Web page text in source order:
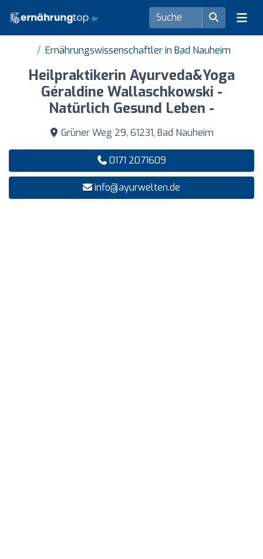
Ernährungswissenschaftler in Bad Nauheim
Heilpraktikerin Ayurveda&Yoga
Géraldine Wallaschkowski -
Natürlich Gesund Leben -
Grüner Weg 29, 61231, Bad Nauheim
0171 2071609
info@ayurwelten.de